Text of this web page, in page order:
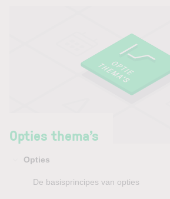
Opties thema’s
Opties
De basisprincipes van opties